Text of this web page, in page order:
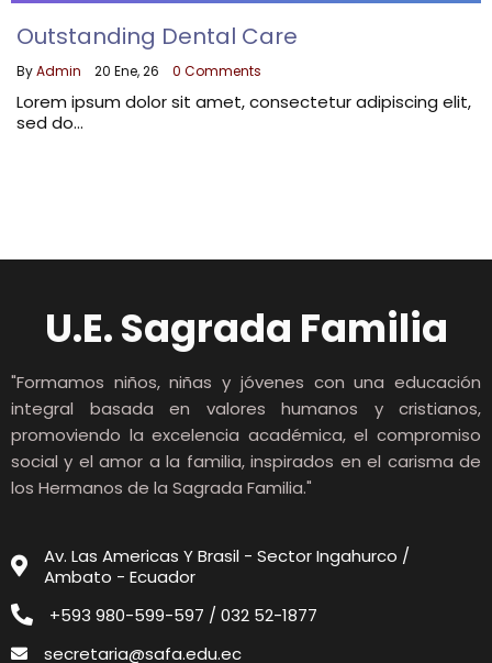
Outstanding Dental Care
ByAdmin 20 Ene, 26 0 Comments
Lorem ipsum dolor sit amet, consectetur adipiscing elit,
sed do…
U.E. Sagrada Familia
"Formamos niños, niñas y jóvenes con una educación
integral basada en valores humanos y cristianos,
promoviendo la excelencia académica, el compromiso
social y el amor a la familia, inspirados en el carisma de
los Hermanos de la Sagrada Familia."
Av. Las Americas Y Brasil - Sector Ingahurco /
Ambato - Ecuador
+593 980-599-597 / 032 52-1877
secretaria@safa.edu.ec